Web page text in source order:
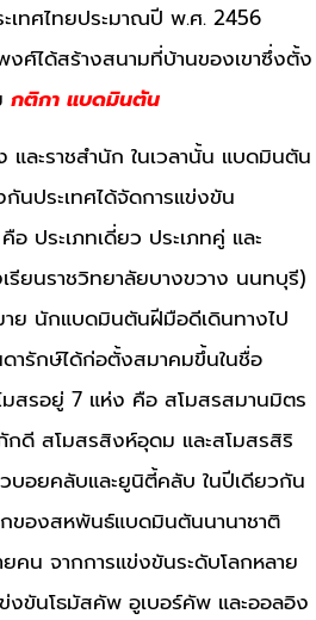
ะเทศไทยประมาณปี พ.ศ. 2456
ศ์ได้สร้างสนามที่บ้านของเขาซึ่งตั้ง
กติกา แบดมินตัน
ละราชสำนัก ในเวลานั้น แบดมินตัน
นประเทศได้จัดการแข่งขัน
ประเภทเดี่ยว ประเภทคู่ และ
รียนราชวิทยาลัยบางขวาง นนทบุรี)
ย นักแบดมินตันฝีมือดีเดินทางไป
ารักษ์ได้ก่อตั้งสมาคมขึ้นในชื่อ
สรอยู่ 7 แห่ง คือ สโมสรสมานมิตร
ดี สโมสรสิงห์อุดม และสโมสรสิริ
อยคลับและยูนิตี้คลับ ในปีเดียวกัน
ของสหพันธ์แบดมินตันนานาชาติ
น จากการแข่งขันระดับโลกหลาย
ข่งขันโธมัสคัพ อูเบอร์คัพ และออลอิง